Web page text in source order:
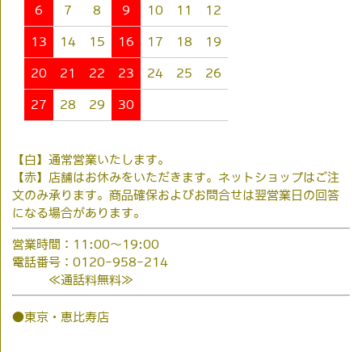
6 7 8 9 10 11 12
13 14 15 16 17 18 19
20 21 22 23 24 25 26
27 28 29 30
【白】通常営業いたします。
【赤】店舗はお休みをいただきます。ネットショップはご注
文のみ承ります。商品確保およびお問合せは翌営業日の回答
になる場合があります。
営業時間：11:00～19:00
電話番号：0120-958-214
≪通話料無料≫
●東京・恵比寿店